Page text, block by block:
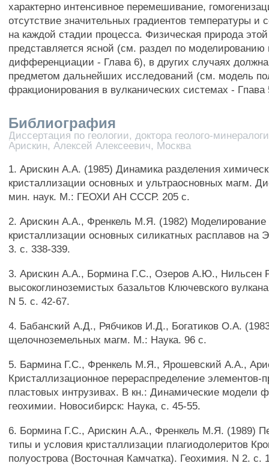
характерно интенсивное перемешивание,
отсутствие значительных градиентов температуры и
на каждой стадии процесса. Физическая природа
представляется ясной (см. раздел по моделированию
дифференциации - Глава 6), в других случаях
предметом дальнейших исследований (см. модель
фракционирования в вулканических системах - Гпава
Библиография
Диссертация по геологии, доктора геолого-
Арискин, Алексей Алексеевич, Москва
1. Арискин A.A. (1985) Динамика разделения
кристаллизации основных и ультраосновных магм.
мин. наук. М.: ГЕОХИ АН СССР. 205 с.
2. Арискин A.A., Френкель М.Я. (1982)
кристаллизации основных силикатных расплавов на
3. с. 338-339.
3. Арискин A.A., Бормина Г.С., Озеров А.Ю., Нильсен
высокоглиноземистых базальтов Ключевского
N 5. с. 42-67.
4. Бабанский А.Д., Рябчиков И.Д., Богатиков O.A.
щелочноземельных магм. М.: Наука. 96 с.
5. Бармина Г.С., Френкель М.Я., Ярошевский A.A.,
Кристаллизационное перераспределение элементов-
пластовых интрузивах. В кн.: Динамические модели
геохимии. Новосибирск: Наука, с. 45-55.
6. Бормина Г.С., Арискин A.A., Френкель М.Я. (1989)
типы и условия кристаллизации плагиодолеритов
полуострова (Восточная Камчатка). Геохимия. N 2. с.